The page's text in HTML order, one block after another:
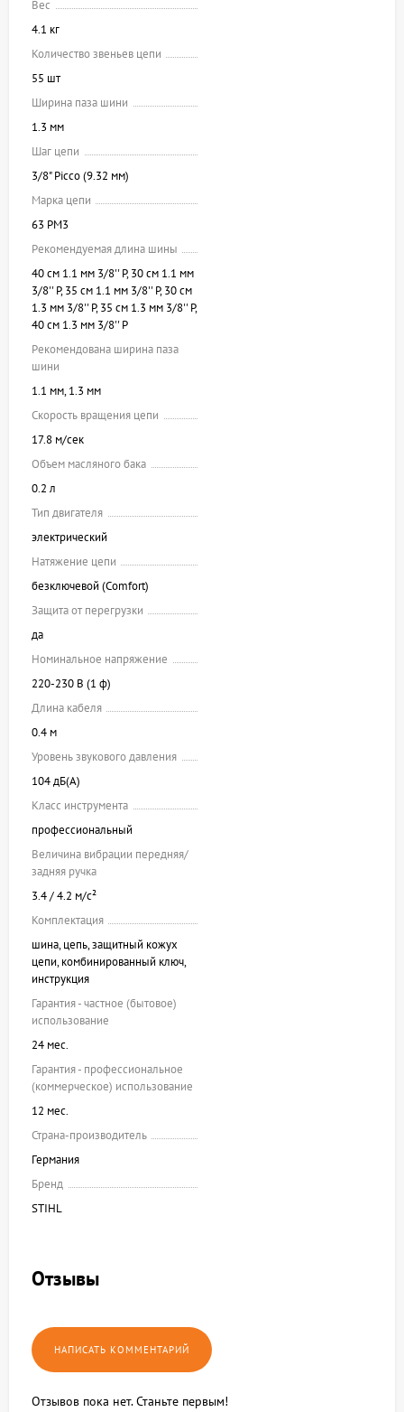
Вес
4.1 кг
Количество звеньев цепи
55 шт
Ширина паза шини
1.3 мм
Шаг цепи
3/8" Picco (9.32 мм)
Марка цепи
63 PM3
Рекомендуемая длина шины
40 см 1.1 мм 3/8'' P, 30 см 1.1 мм
3/8'' P, 35 см 1.1 мм 3/8'' P, 30 см
1.3 мм 3/8'' P, 35 см 1.3 мм 3/8'' P,
40 см 1.3 мм 3/8'' P
Рекомендована ширина паза
шини
1.1 мм, 1.3 мм
Скорость вращения цепи
17.8 м/сек
Объем масляного бака
0.2 л
Тип двигателя
электрический
Натяжение цепи
безключевой (Comfort)
Защита от перегрузки
да
Номинальное напряжение
220-230 В (1 ф)
Длина кабеля
0.4 м
Уровень звукового давления
104 дБ(А)
Класс инструмента
профессиональный
Величина вибрации передняя/
задняя ручка
3.4 / 4.2 м/с²
Комплектация
шина, цепь, защитный кожух
цепи, комбинированный ключ,
инструкция
Гарантия - частное (бытовое)
использование
24 мес.
Гарантия - профессиональное
(коммерческое) использование
12 мес.
Страна-производитель
Германия
Бренд
STIHL
Отзывы
Отзывов пока нет. Станьте первым!